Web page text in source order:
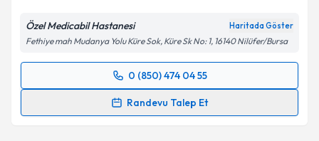
Özel Medicabil Hastanesi Haritada Göster
Fethiye mah Mudanya Yolu Küre Sok, Küre Sk No: 1, 16140 Nilüfer/Bursa
0 (850) 474 04 55
Randevu Talep Et
Randevu Takvimi Talebi